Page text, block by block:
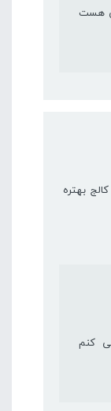
هست
بهتره
کنم